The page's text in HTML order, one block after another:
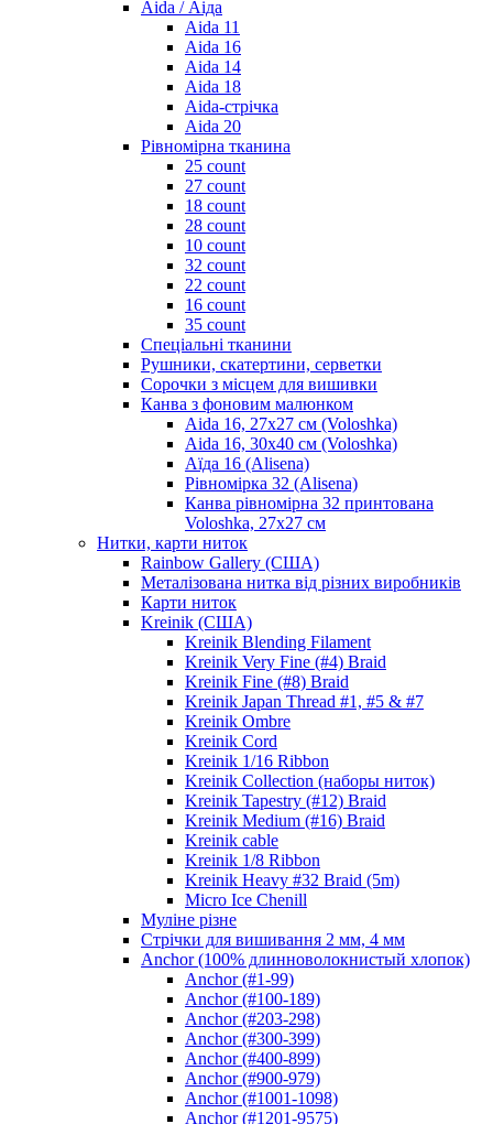
Aida / Аіда
Aida 11
Aida 16
Aida 14
Aida 18
Aida-стрічка
Aida 20
Рівномірна тканина
25 count
27 count
18 count
28 count
10 count
32 count
22 count
16 count
35 count
Спеціальні тканини
Рушники, скатертини, серветки
Сорочки з місцем для вишивки
Канва з фоновим малюнком
Aida 16, 27х27 см (Voloshka)
Aida 16, 30х40 см (Voloshka)
Аїда 16 (Alisena)
Рівномірка 32 (Alisena)
Канва рівномірна 32 принтована
Voloshka, 27х27 см
Нитки, карти ниток
Rainbow Gallery (США)
Металізована нитка від різних виробників
Карти ниток
Kreinik (США)
Kreinik Blending Filament
Kreinik Very Fine (#4) Braid
Kreinik Fine (#8) Braid
Kreinik Japan Thread #1, #5 & #7
Kreinik Ombre
Kreinik Cord
Kreinik 1/16 Ribbon
Kreinik Collection (наборы ниток)
Kreinik Tapestry (#12) Braid
Kreinik Medium (#16) Braid
Kreinik cable
Kreinik 1/8 Ribbon
Kreinik Heavy #32 Braid (5m)
Micro Ice Chenill
Муліне різне
Стрічки для вишивання 2 мм, 4 мм
Anchor (100% длинноволокнистый хлопок)
Anchor (#1-99)
Anchor (#100-189)
Anchor (#203-298)
Anchor (#300-399)
Anchor (#400-899)
Anchor (#900-979)
Anchor (#1001-1098)
Anchor (#1201-9575)